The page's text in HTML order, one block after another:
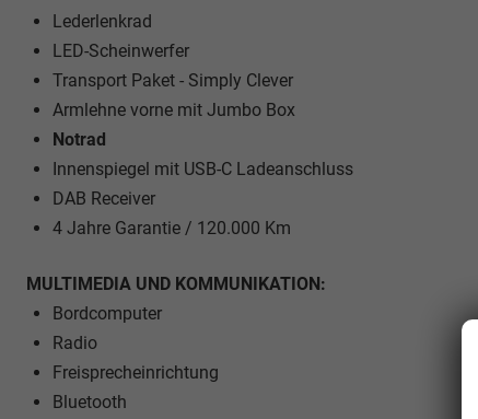
Lederlenkrad
LED-Scheinwerfer
Transport Paket - Simply Clever
Armlehne vorne mit Jumbo Box
Notrad
Innenspiegel mit USB-C Ladeanschluss
DAB Receiver
4 Jahre Garantie / 120.000 Km
MULTIMEDIA UND KOMMUNIKATION:
Bordcomputer
Radio
Freisprecheinrichtung
Bluetooth